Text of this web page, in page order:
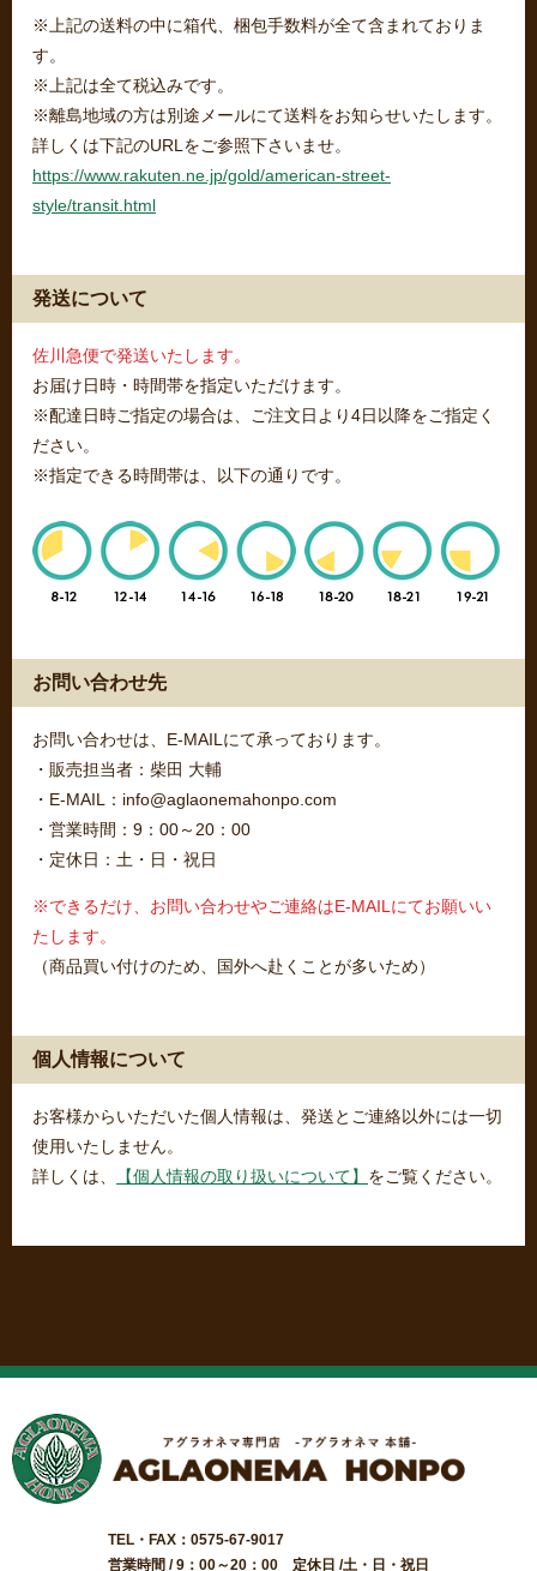
※上記の送料の中に箱代、梱包手数料が全て含まれておりま
す。
※上記は全て税込みです。
※離島地域の方は別途メールにて送料をお知らせいたします。
詳しくは下記のURLをご参照下さいませ。
https://www.rakuten.ne.jp/gold/american-street-
style/transit.html
発送について
佐川急便で発送いたします。
お届け日時・時間帯を指定いただけます。
※配達日時ご指定の場合は、ご注文日より4日以降をご指定く
ださい。
※指定できる時間帯は、以下の通りです。
お問い合わせ先
お問い合わせは、E-MAILにて承っております。
・販売担当者：柴田 大輔
・E-MAIL：info@aglaonemahonpo.com
・営業時間：9：00～20：00
・定休日：土・日・祝日
※できるだけ、お問い合わせやご連絡はE-MAILにてお願いい
たします。
（商品買い付けのため、国外へ赴くことが多いため）
個人情報について
お客様からいただいた個人情報は、発送とご連絡以外には一切
使用いたしません。
詳しくは、
【個人情報の取り扱いについて】 をご覧ください。
TEL・FAX：0575-67-9017
営業時間 / 9：00～20：00 定休日 /土・日・祝日